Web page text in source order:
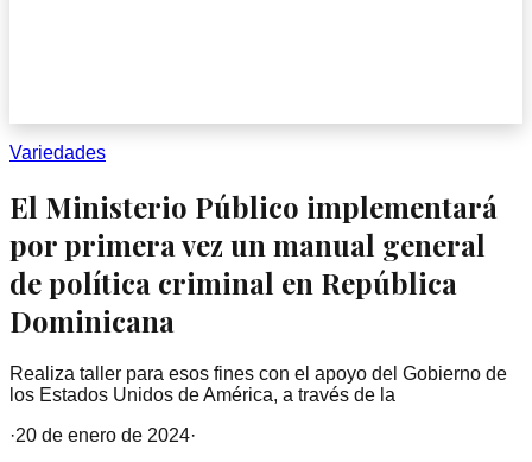
Variedades
El Ministerio Público implementará
por primera vez un manual general
de política criminal en República
Dominicana
Realiza taller para esos fines con el apoyo del Gobierno de
los Estados Unidos de América, a través de la
·20 de enero de 2024·